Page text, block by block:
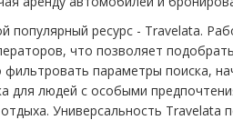
популярный ресурс - Travelata.
что позволяет
фильтровать параметры поиска,
для людей с особыми
Универсальность Travelata